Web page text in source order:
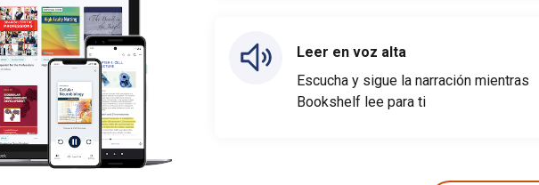
Leer en voz alta
Escucha y sigue la narración mientras
Bookshelf lee para ti